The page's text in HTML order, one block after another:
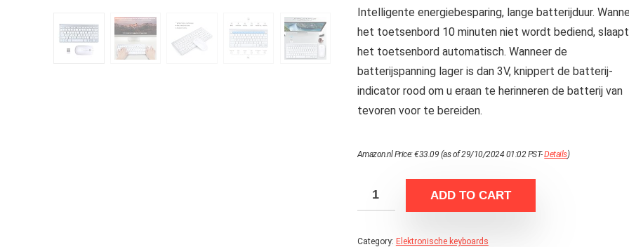
Intelligente energiebesparing, lange batterijduur.
het toetsenbord 10 minuten niet wordt bediend, slaapt
het toetsenbord automatisch. Wanneer de
batterijspanning lager is dan 3V, knippert de batterij-
indicator rood om u eraan te herinneren de batterij van
tevoren voor te bereiden.
Amazon.nl Price:€33.09 (as of 29/10/2024 01:02 PST-Details)
ADD TO CART
Category: Elektronische keyboards